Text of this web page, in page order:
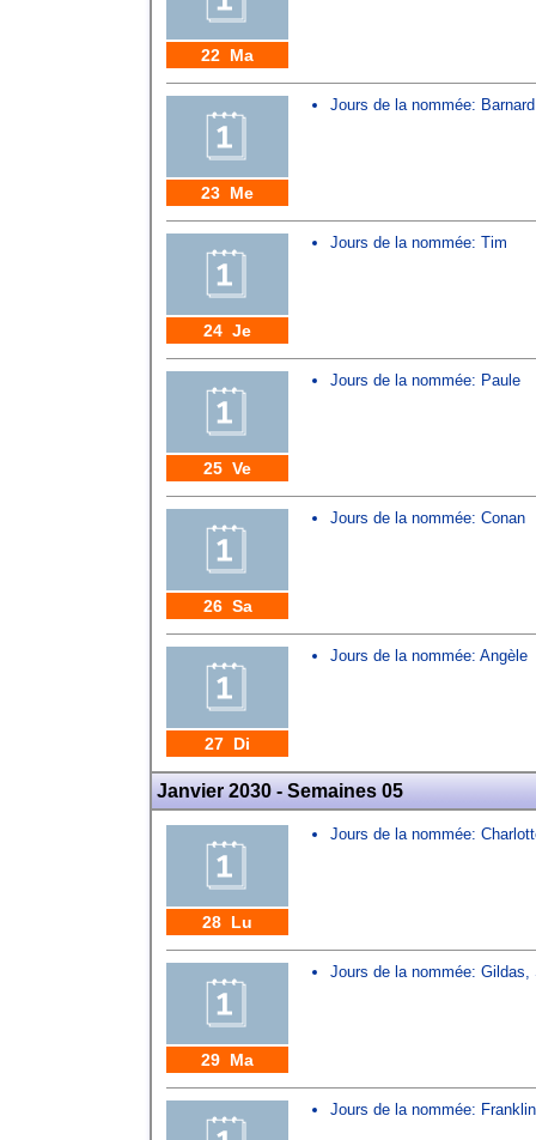
22 Ma
23 Me
Jours de la nommée: Barnard
24 Je
Jours de la nommée: Tim
25 Ve
Jours de la nommée: Paule
26 Sa
Jours de la nommée: Conan
27 Di
Jours de la nommée: Angèle
Janvier 2030 - Semaines 05
28 Lu
Jours de la nommée:
29 Ma
Jours de la nommée: Gildas,
Jours de la nommée: Franklin